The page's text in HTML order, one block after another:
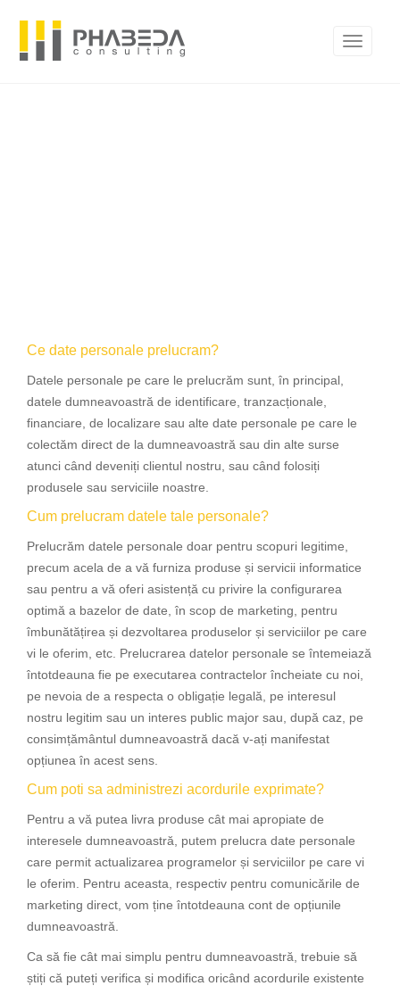
Ce date personale prelucram?
Datele personale pe care le prelucrăm sunt, în principal,
datele dumneavoastră de identificare, tranzacționale,
financiare, de localizare sau alte date personale pe care le
colectăm direct de la dumneavoastră sau din alte surse
atunci când deveniți clientul nostru, sau când folosiți
produsele sau serviciile noastre.
Cum prelucram datele tale personale?
Prelucrăm datele personale doar pentru scopuri legitime,
precum acela de a vă furniza produse și servicii informatice
sau pentru a vă oferi asistență cu privire la configurarea
optimă a bazelor de date, în scop de marketing, pentru
îmbunătățirea și dezvoltarea produselor și serviciilor pe care
vi le oferim, etc. Prelucrarea datelor personale se întemeiază
întotdeauna fie pe executarea contractelor încheiate cu noi,
pe nevoia de a respecta o obligație legală, pe interesul
nostru legitim sau un interes public major sau, după caz, pe
consimțământul dumneavoastră dacă v-ați manifestat
opțiunea în acest sens.
Cum poti sa administrezi acordurile exprimate?
Pentru a vă putea livra produse cât mai apropiate de
interesele dumneavoastră, putem prelucra date personale
care permit actualizarea programelor și serviciilor pe care vi
le oferim. Pentru aceasta, respectiv pentru comunicările de
marketing direct, vom ține întotdeauna cont de opțiunile
dumneavoastră.
Ca să fie cât mai simplu pentru dumneavoastră, trebuie să
știți că puteți verifica și modifica oricând acordurile existente